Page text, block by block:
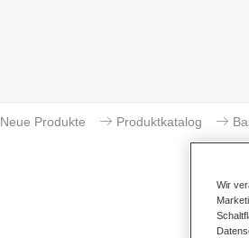
Neue Produkte Produktkatalog
Wir